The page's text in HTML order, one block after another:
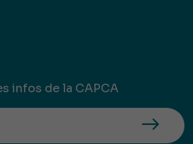
infos de la CAPCA